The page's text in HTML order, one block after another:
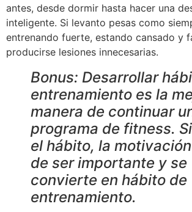
antes, desde dormir hasta hacer una
inteligente. Si levanto pesas como
entrenando fuerte, estando cansado y
producirse lesiones innecesarias.
Bonus: Desarrollar
entrenamiento es la
manera de continuar
programa de fitness.
el hábito, la
de ser importante y se
convierte en hábito de
entrenamiento.